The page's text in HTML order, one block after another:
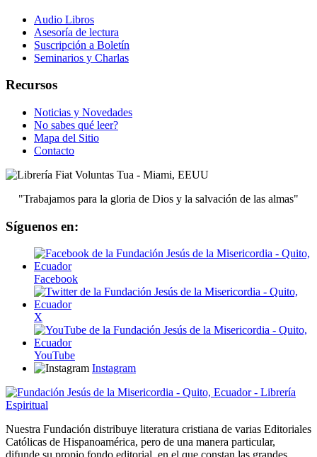
Audio Libros
Asesoría de lectura
Suscripción a Boletín
Seminarios y Charlas
Recursos
Noticias y Novedades
No sabes qué leer?
Mapa del Sitio
Contacto
"Trabajamos para la gloria de Dios y la salvación de las almas"
Síguenos en:
Facebook
X
YouTube
Instagram
Nuestra Fundación distribuye literatura cristiana de varias Editoriales
Católicas de Hispanoamérica, pero de una manera particular,